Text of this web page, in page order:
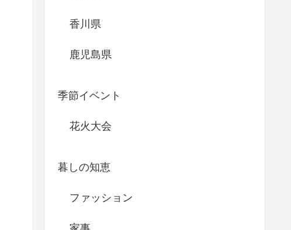
香川県
鹿児島県
季節イベント
花火大会
暮しの知恵
ファッション